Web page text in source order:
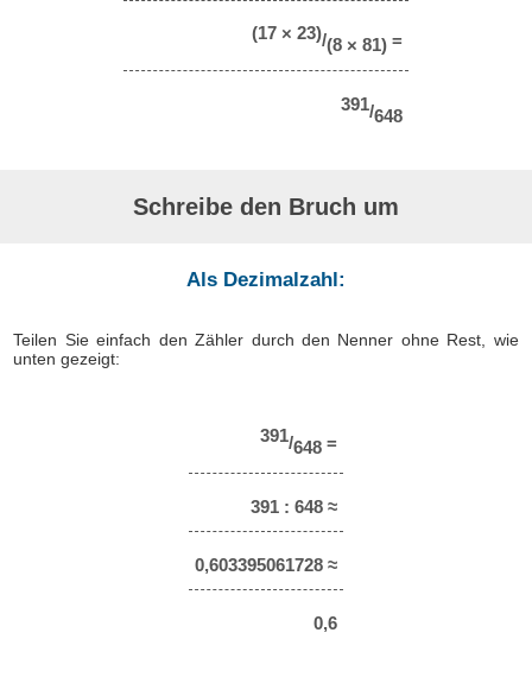
(17 × 23)/(8 × 81) =
391/648
Schreibe den Bruch um
Als Dezimalzahl:
Teilen Sie einfach den Zähler durch den Nenner ohne Rest, wie
unten gezeigt:
391/648 =
391 : 648 ≈
0,603395061728 ≈
0,6